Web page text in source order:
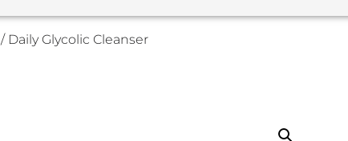
/ Daily Glycolic Cleanser